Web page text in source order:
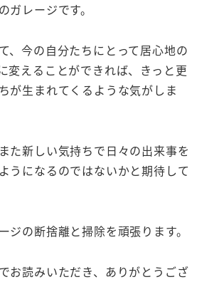
ガレージです。
、今の自分たちにとって居心地の
変えることができれば、きっと更
が生まれてくるような気がしま
た新しい気持ちで日々の出来事を
うになるのではないかと期待して
ジの断捨離と掃除を頑張ります。
お読みいただき、ありがとうござ